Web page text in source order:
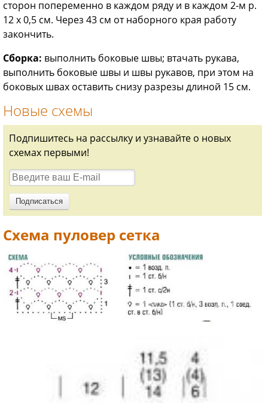
сторон попеременно в каждом ряду и в каждом 2-м р.
12 х 0,5 см. Через 43 см от наборного края работу
закончить.
Сборка: выполнить боковые швы; втачать рукава,
выполнить боковые швы и швы рукавов, при этом на
боковых швах оставить снизу разрезы длиной 15 см.
Новые схемы
Подпишитесь на рассылку и узнавайте о новых
схемах первыми!
Схема пуловер сетка